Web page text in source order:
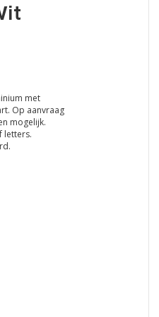
met
Op aanvraag
mogelijk.
letters.